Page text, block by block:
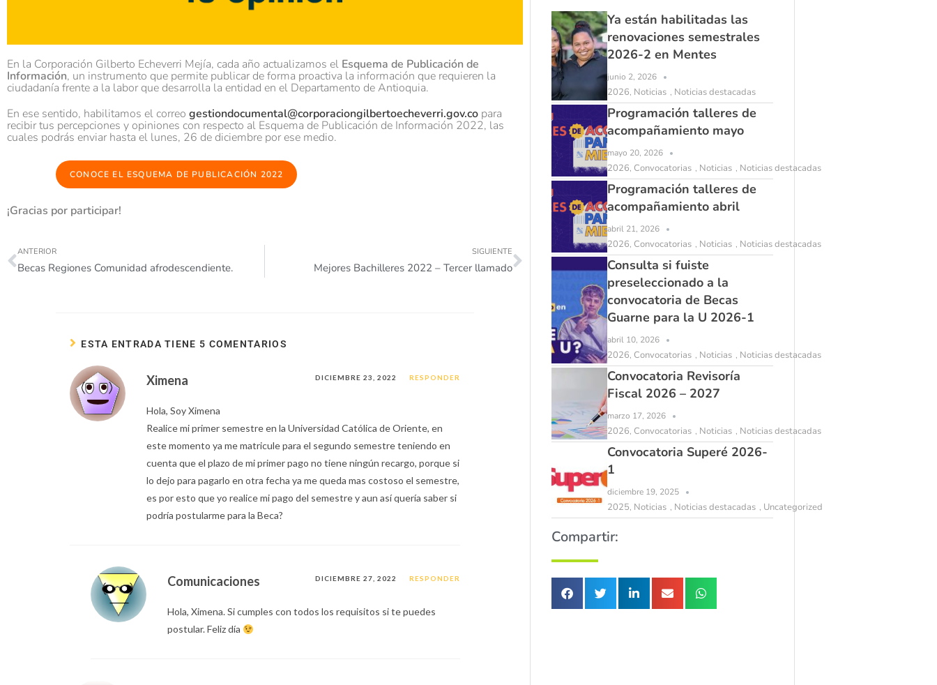
En la Corporación Gilberto Echeverri Mejía, cada año actualizamos el Esquema de Publicación de
Información, un instrumento que permite publicar de forma proactiva la información que requieren la
ciudadanía frente a la labor que desarrolla la entidad en el Departamento de Antioquia.
En ese sentido, habilitamos el correo gestiondocumental@corporaciongilbertoecheverri.gov.co para
recibir tus percepciones y opiniones con respecto al Esquema de Publicación de Información 2022, las
cuales podrás enviar hasta el lunes, 26 de diciembre por ese medio.
CONOCE EL ESQUEMA DE PUBLICACIÓN 2022
¡Gracias por participar!
ANTERIOR
Becas Regiones Comunidad afrodescendiente.
SIGUIENTE
Mejores Bachilleres 2022 – Tercer llamado
ESTA ENTRADA TIENE 5 COMENTARIOS
Ximena DICIEMBRE 23, 2022 RESPONDER
Hola, Soy Ximena
Realice mi primer semestre en la Universidad Católica de Oriente, en
este momento ya me matricule para el segundo semestre teniendo en
cuenta que el plazo de mi primer pago no tiene ningún recargo, porque si
lo dejo para pagarlo en otra fecha ya me queda mas costoso el semestre,
es por esto que yo realice mi pago del semestre y aun así quería saber si
podría postularme para la Beca?
Comunicaciones DICIEMBRE 27, 2022 RESPONDER
Hola, Ximena. Si cumples con todos los requisitos si te puedes
postular. Feliz día
Ya están habilitadas las
renovaciones semestrales
2026-2 en Mentes
junio 2, 2026
2026, Noticias , Noticias destacadas
Programación talleres de
acompañamiento mayo
mayo 20, 2026
2026, Convocatorias , Noticias , Noticias destacadas
Programación talleres de
acompañamiento abril
abril 21, 2026
2026, Convocatorias , Noticias , Noticias destacadas
Consulta si fuiste
preseleccionado a la
convocatoria de Becas
Guarne para la U 2026-1
abril 10, 2026
2026, Convocatorias , Noticias , Noticias destacadas
Convocatoria Revisoría
Fiscal 2026 – 2027
marzo 17, 2026
2026, Convocatorias , Noticias , Noticias destacadas
Convocatoria Superé 2026-
1
diciembre 19, 2025
2025, Noticias , Noticias destacadas , Uncategorized
Compartir: